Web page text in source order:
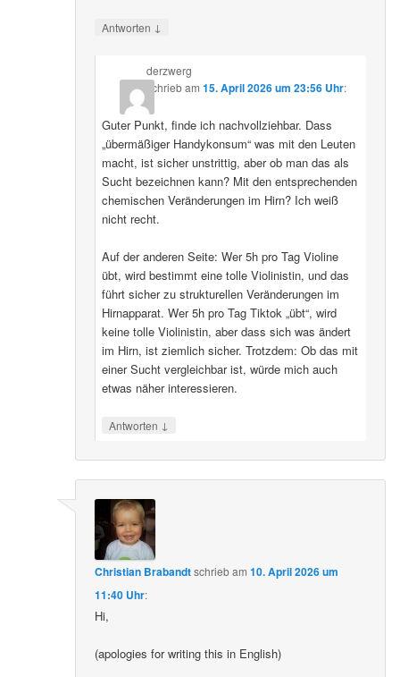
Antworten ↓
derzwerg
schriebam 15. April 2026 um 23:56 Uhr:
Guter Punkt, finde ich nachvollziehbar. Dass
„übermäßiger Handykonsum“ was mit den Leuten
macht, ist sicher unstrittig, aber ob man das als
Sucht bezeichnen kann? Mit den entsprechenden
chemischen Veränderungen im Hirn? Ich weiß
nicht recht.
Auf der anderen Seite: Wer 5h pro Tag Violine
übt, wird bestimmt eine tolle Violinistin, und das
führt sicher zu strukturellen Veränderungen im
Hirnapparat. Wer 5h pro Tag Tiktok „übt“, wird
keine tolle Violinistin, aber dass sich was ändert
im Hirn, ist ziemlich sicher. Trotzdem: Ob das mit
einer Sucht vergleichbar ist, würde mich auch
etwas näher interessieren.
Antworten ↓
Christian Brabandtschriebam10. April 2026 um
11:40 Uhr:
Hi,
(apologies for writing this in English)